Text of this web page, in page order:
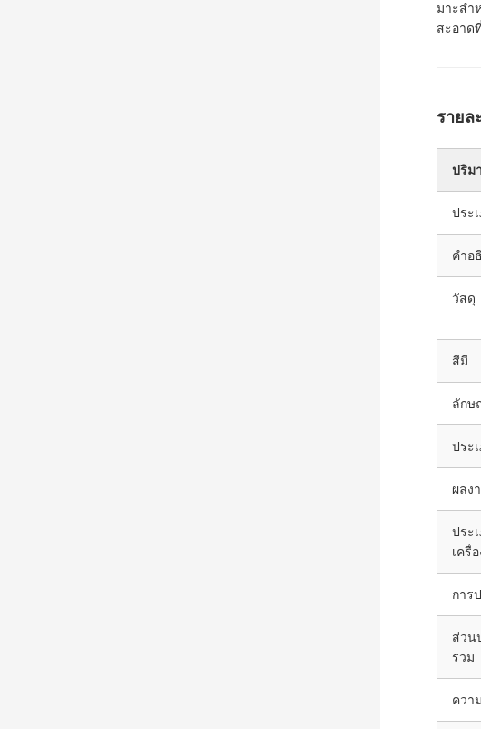
มาะสํา
สะอาด
รายล
ปริม
ประ
คําอ
วัสดุ
สีมี
ลักษ
ประ
ผลง
ประ
เครื่
การ
ส่วน
รวม
ควา